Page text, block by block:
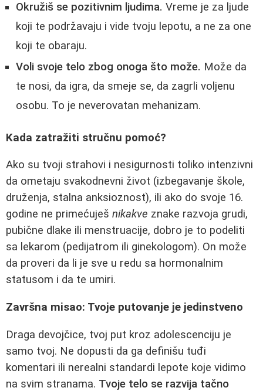
Okružiš se pozitivnim ljudima. Vreme je za ljude
koji te podržavaju i vide tvoju lepotu, a ne za one
koji te obaraju.
Voli svoje telo zbog onoga što može. Može da
te nosi, da igra, da smeje se, da zagrli voljenu
osobu. To je neverovatan mehanizam.
Kada zatražiti stručnu pomoć?
Ako su tvoji strahovi i nesigurnosti toliko intenzivni
da ometaju svakodnevni život (izbegavanje škole,
druženja, stalna anksioznost), ili ako do svoje 16.
godine ne primećuješ nikakve znake razvoja grudi,
pubične dlake ili menstruacije, dobro je to podeliti
sa lekarom (pedijatrom ili ginekologom). On može
da proveri da li je sve u redu sa hormonalnim
statusom i da te umiri.
Završna misao: Tvoje putovanje je jedinstveno
Draga devojčice, tvoj put kroz adolescenciju je
samo tvoj. Ne dopusti da ga definišu tuđi
komentari ili nerealni standardi lepote koje vidimo
na svim stranama. Tvoje telo se razvija tačno